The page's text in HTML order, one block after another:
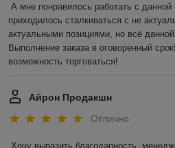
А мне понравилось работать с
приходилось сталкиваться с не
актуальными позициями, но всё
Выполнение заказа в оговоренный
возможность торговаться!
Айрон Продакшн
Отлично
Хочу выразить благодарность,